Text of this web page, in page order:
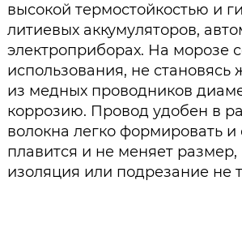
высокой термостойкостью и
литиевых аккумуляторов,
электроприборах. На морозе
использования, не
из медных проводников
коррозию. Провод удобен в
волокна легко формировать
плавится и не меняет
изоляция или подрезание не